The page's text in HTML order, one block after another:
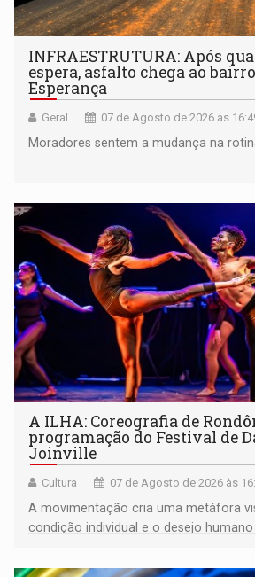
INFRAESTRUTURA: Após
espera, asfalto chega ao
Esperança
Geral 07 de Agosto de 2026 às
Moradores sentem a mudança na
A ILHA: Coreografia de
programação do Festival de
Joinville
Cultura 07 de Agosto de 2026 às
A movimentação cria uma metáfora
condição individual e o desejo humano